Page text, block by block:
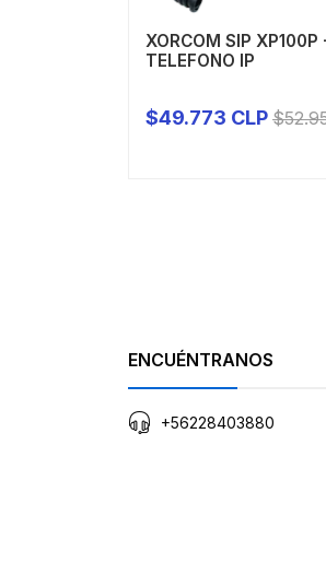
XORCOM SIP XP100P
TELEFONO IP
+
-
$49.773 CLP
ENCUÉNTRANOS
+56228403880